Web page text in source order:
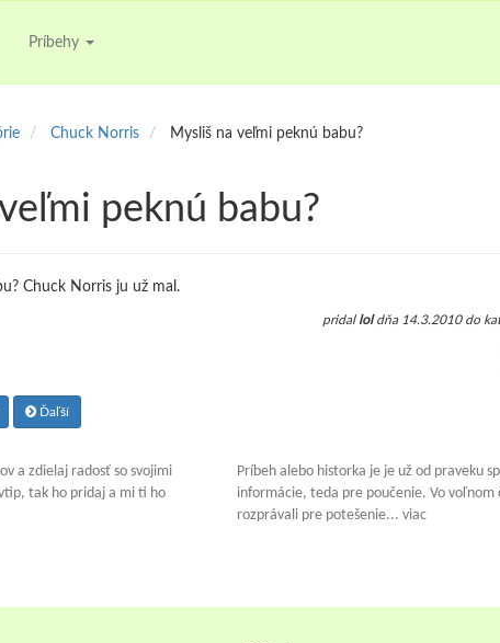
Príbehy
Chuck Norris Mysliš na veľmi peknú babu?
peknú babu?
Chuck Norris ju už mal.
pridal loldňa 14.3.2010 do
Ďaľší
a zdielaj radosť so svojimi
tak ho pridaj a mi ti ho
Príbeh alebo historka je je už od praveku
informácie, teda pre poučenie. Vo voľnom
rozprávali pre potešenie... viac